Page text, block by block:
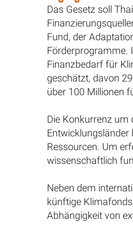
Das Gesetz soll
Fund, der
Förderprogramme.
Finanzbedarf für
geschätzt, davon
über 100 Millionen
Die Konkurrenz um
Entwicklungsländer
Ressourcen. Um
wissenschaftlich
Neben dem
künftige
Abhängigkeit von